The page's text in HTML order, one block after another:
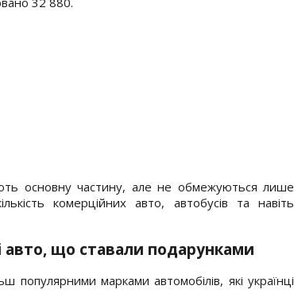
основну частину, але не обмежуються лише
комерційних авто, автобусів та навіть
авто, що ставали подарунками
популярними марками автомобілів, які українці